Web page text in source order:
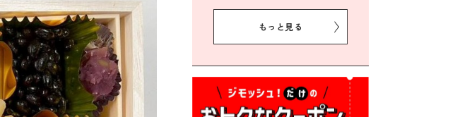
2026年8月5日 豊前市プレミ
アム付き商品券事業に関する
2026年8月5日 豊前市クリー
2026年8月3日 千束地域づく
もっと見る